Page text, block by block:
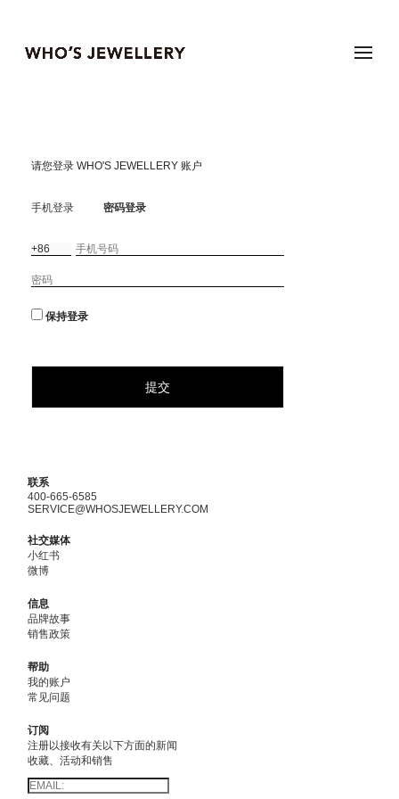
系列
分类
购物袋(0)
请您登录 WHO'S JEWELLERY 账户
手机登录 密码登录
保持登录
提交
联系
400-665-6585
SERVICE@WHOSJEWELLERY.COM
社交媒体
小红书
微博
信息
品牌故事
销售政策
帮助
我的账户
常见问题
订阅
注册以接收有关以下方面的新闻
收藏、活动和销售